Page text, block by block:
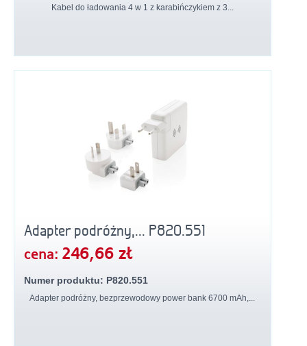
Kabel do ładowania 4 w 1 z karabińczykiem z 3...
Adapter podróżny,... P820.551
cena: 246,66 zł
Numer produktu: P820.551
Adapter podróżny, bezprzewodowy power bank 6700 mAh,...